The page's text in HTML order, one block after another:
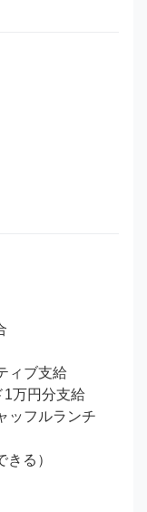
ィブ支給
1万円分支給
ッフルランチ
る）